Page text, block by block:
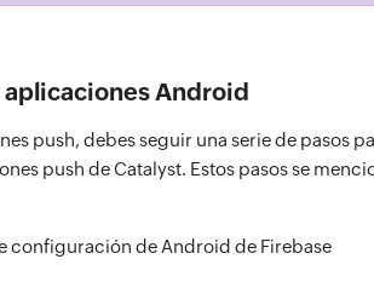
Android
push, debes seguir una serie de pasos
push de Catalyst. Estos pasos se
configuración de Android de Firebase